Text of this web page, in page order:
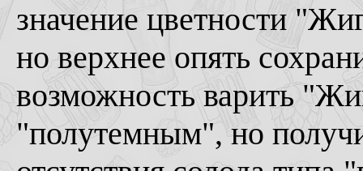
значение цветности
но верхнее опять
возможность варить
"полутемным", но